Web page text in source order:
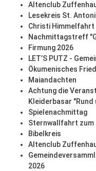
Altenclub
Lesekreis St.
Christi Himmelfahrt
Nachmittagstreff
Firmung 2026
LET’S PUTZ -
Ökumenisches
Maiandachten
Achtung die
Kleiderbasar
Spielenachmittag
Sternwallfahrt zum
Bibelkreis
Altenclub
2026